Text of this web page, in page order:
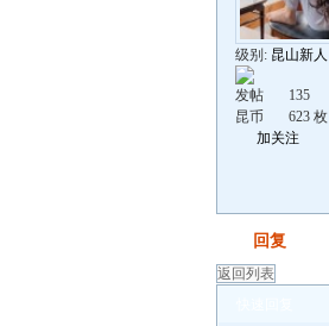
级别: 昆山新人
发帖
135
昆币
623 枚
加关注
回复
返回列表